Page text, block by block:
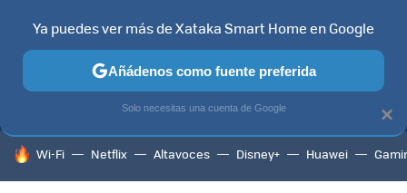
MENÚ NUEVO
CONTENIDOS SMART TV
HOY SE HABLA DE
Wi-Fi Netflix Altavoces Disney+ Huawei
×
Ya puedes ver más de Xataka Smart Home en Google
Añádenos como fuente preferida
Solo necesitas una cuenta de Google